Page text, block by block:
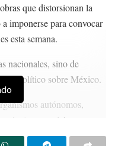
que distorsionan la
imponerse para convocar
esta semana.
nacionales, sino de
político sobre México.
autónomos,
esenciales para
Legislativo en una